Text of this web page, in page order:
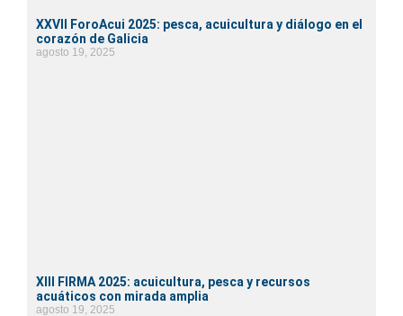
XXVII ForoAcui 2025: pesca, acuicultura y diálogo en el
corazón de Galicia
agosto 19, 2025
XIII FIRMA 2025: acuicultura, pesca y recursos
acuáticos con mirada amplia
agosto 19, 2025